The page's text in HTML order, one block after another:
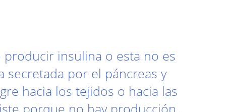
insulina o esta no es
secretada por el páncreas y
hacia los tejidos o hacia las
porque no hay producción,